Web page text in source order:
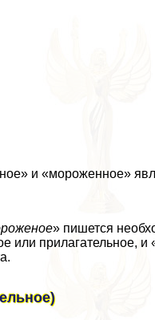
и «мороженное»
» пишется
или прилагательное, и